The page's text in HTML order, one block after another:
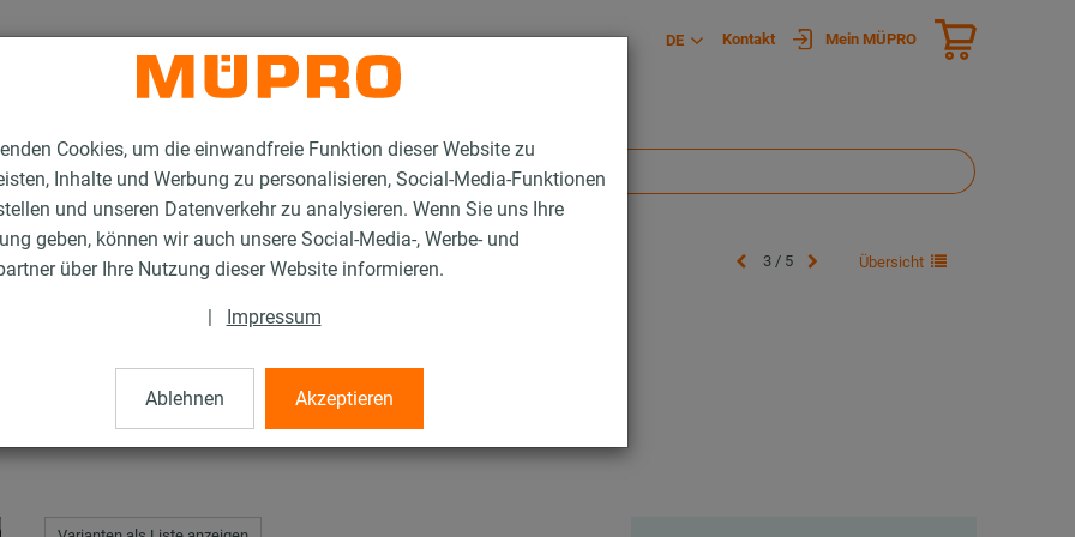
Cookies, um die einwandfreie Funktion dieser Website zu
Inhalte und Werbung zu personalisieren, Social-Media-Funktionen
und unseren Datenverkehr zu analysieren. Wenn Sie uns Ihre
geben, können wir auch unsere Social-Media-, Werbe- und
über Ihre Nutzung dieser Website informieren.
| Impressum
Ablehnen Akzeptieren
DE Kontakt Mein MÜPRO
für die Lüftungsbefestigung Bodenkonsolen 3 / 5 Übersicht